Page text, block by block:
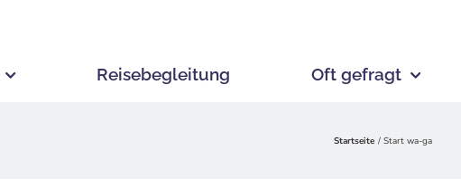
Reisebegleitung Oft gefragt
Startseite Start wa-ga